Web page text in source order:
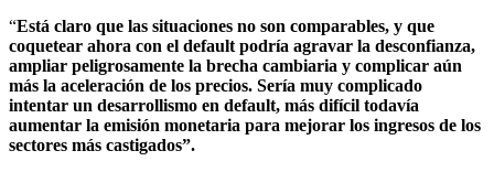
“Está claro que las situaciones no son comparables, y que
coquetear ahora con el default podría agravar la desconfianza,
ampliar peligrosamente la brecha cambiaria y complicar aún
más la aceleración de los precios. Sería muy complicado
intentar un desarrollismo en default, más difícil todavía
aumentar la emisión monetaria para mejorar los ingresos de los
sectores más castigados”.